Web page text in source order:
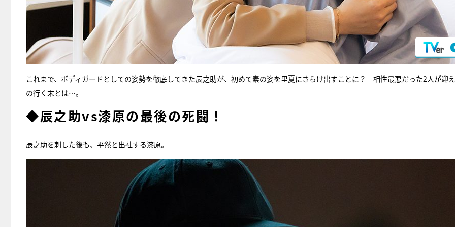
これまで、ボディガードとしての姿勢を徹底してきた辰之助が、初めて素の姿を里夏にさらけ出すことに？ 相性最悪だった2人が迎
の行く末とは…。
◆辰之助vs漆原の最後の死闘！
辰之助を刺した後も、平然と出社する漆原。